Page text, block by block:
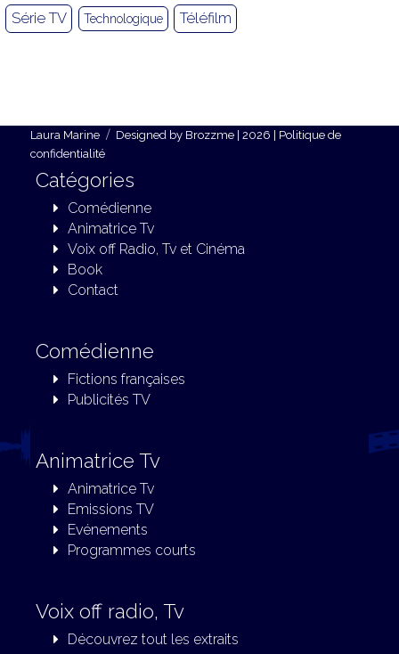
Série TV Technologique Téléfilm
Laura Marine Designed by Brozzme | 2026 | Politique de
confidentialité
Catégories
Comédienne
Animatrice Tv
Voix off Radio, Tv et Cinéma
Book
Contact
Comédienne
Fictions françaises
Publicités TV
Animatrice Tv
Animatrice Tv
Emissions TV
Evénements
Programmes courts
Voix off radio, Tv
Découvrez tout les extraits